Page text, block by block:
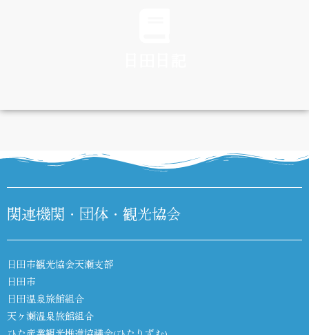
DIARY
関連機関・団体・観光協会
日田市観光協会天瀬支部
日田市
日田温泉旅館組合
天ヶ瀬温泉旅館組合